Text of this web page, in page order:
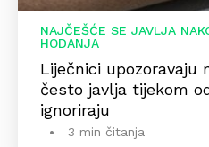
NAJČEŠĆE SE JAVLJA
HODANJA
Liječnici upozoravaju
često javlja tijekom
ignoriraju
3 min čitanja